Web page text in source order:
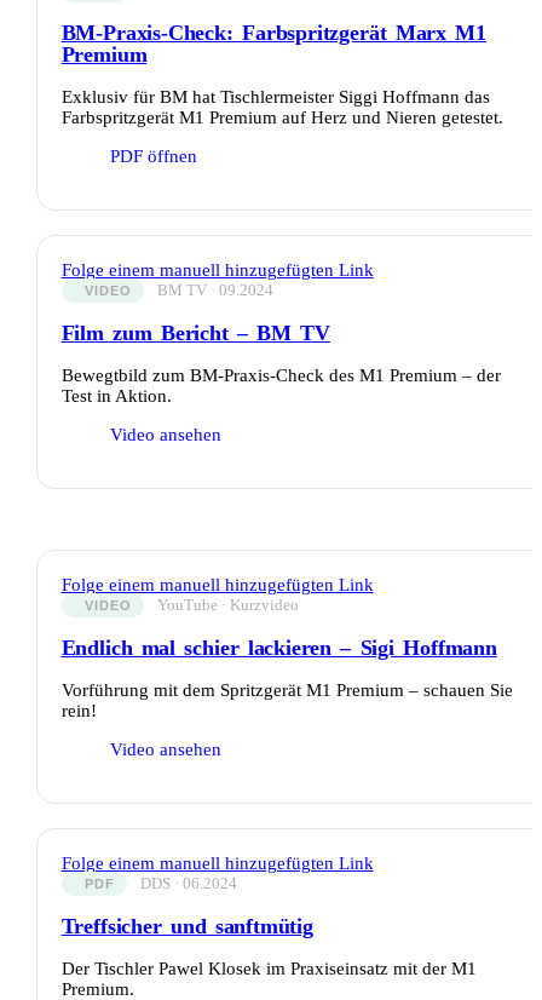
BM-Praxis-Check: Farbspritzgerät Marx M1
Premium
Exklusiv für BM hat Tischlermeister Siggi Hoffmann das
Farbspritzgerät M1 Premium auf Herz und Nieren getestet.
PDF öffnen
Folge einem manuell hinzugefügten Link
VIDEO BM TV · 09.2024
Film zum Bericht – BM TV
Bewegtbild zum BM-Praxis-Check des M1 Premium – der
Test in Aktion.
Video ansehen
Folge einem manuell hinzugefügten Link
VIDEO YouTube · Kurzvideo
Endlich mal schier lackieren – Sigi Hoffmann
Vorführung mit dem Spritzgerät M1 Premium – schauen Sie
rein!
Video ansehen
Folge einem manuell hinzugefügten Link
PDF DDS · 06.2024
Treffsicher und sanftmütig
Der Tischler Pawel Klosek im Praxiseinsatz mit der M1
Premium.